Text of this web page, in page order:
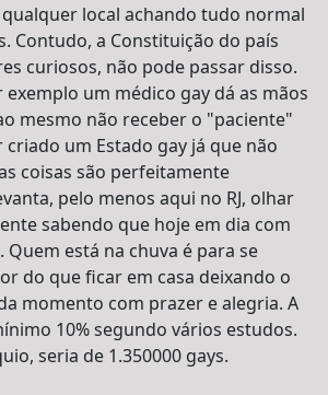
local achando tudo normal
Contudo, a Constituição do país
curiosos, não pode passar disso.
um médico gay dá as mãos
mesmo não receber o "paciente"
um Estado gay já que não
coisas são perfeitamente
pelo menos aqui no RJ, olhar
sabendo que hoje em dia com
está na chuva é para se
do que ficar em casa deixando o
momento com prazer e alegria. A
10% segundo vários estudos.
seria de 1.350000 gays.